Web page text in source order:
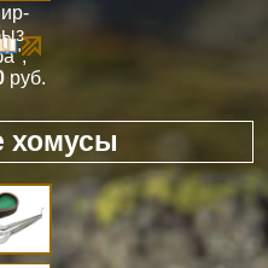
,
руб.
хомусы